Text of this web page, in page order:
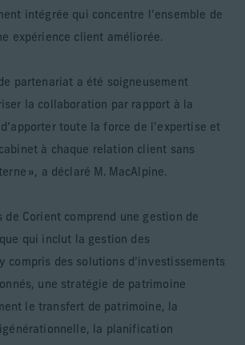
intégrée qui concentre l’ensemble de
expérience client améliorée.
partenariat a été soigneusement
la collaboration par rapport à la
toute la force de l’expertise et
à chaque relation client sans
», a déclaré M. MacAlpine.
de Corient comprend une gestion de
qui inclut la gestion des
compris des solutions d’investissements
une stratégie de patrimoine
le transfert de patrimoine, la
la planification